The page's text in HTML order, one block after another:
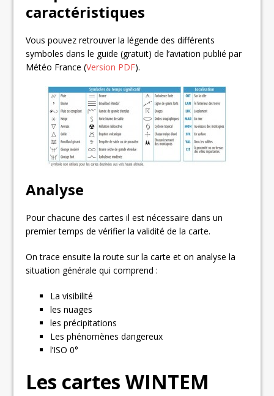
caractéristiques
Vous pouvez retrouver la légende des différents
symboles dans le guide (gratuit) de l’aviation publié par
Météo France (Version PDF).
Analyse
Pour chacune des cartes il est nécessaire dans un
premier temps de vérifier la validité de la carte.
On trace ensuite la route sur la carte et on analyse la
situation générale qui comprend :
La visibilité
les nuages
les précipitations
Les phénomènes dangereux
l’ISO 0°
Les cartes WINTEM